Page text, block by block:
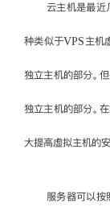
云主机是最近
种类似于VPS主机
独立主机的部分。
独立主机的部分。
大提高虚拟主机的
服务器可以按